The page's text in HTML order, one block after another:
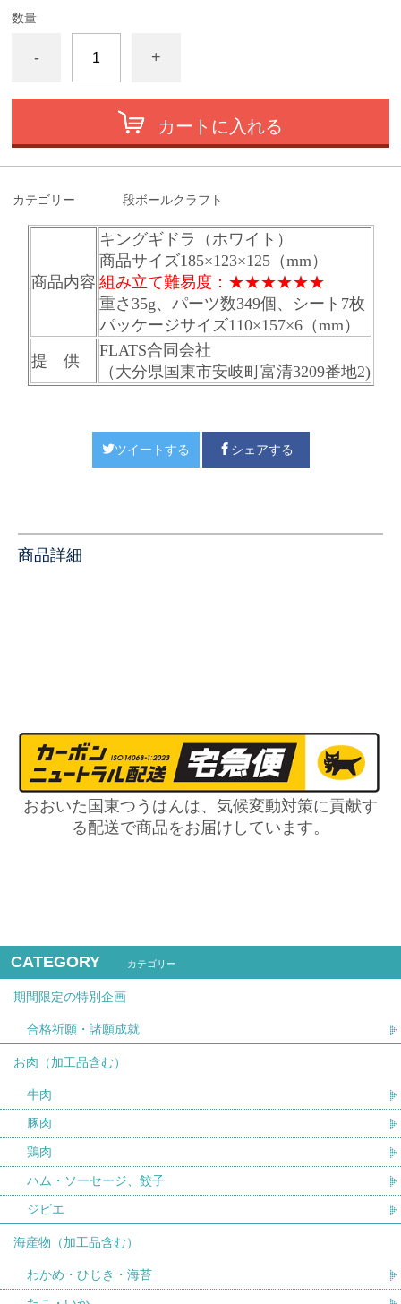
数量
- +
カートに入れる
カテゴリー 段ボールクラフト
商品内容
キングギドラ（ホワイト）
商品サイズ185×123×125（mm）
組み立て難易度：★★★★★★
重さ35g、パーツ数349個、シート7枚
パッケージサイズ110×157×6（mm）
提 供
FLATS合同会社
（大分県国東市安岐町富清3209番地2)
ツイートする シェアする
商品詳細
おおいた国東つうはんは、気候変動対策に貢献す
る配送で商品をお届けしています。
CATEGORY カテゴリー
期間限定の特別企画
合格祈願・諸願成就
お肉（加工品含む）
牛肉
豚肉
鶏肉
ハム・ソーセージ、餃子
ジビエ
海産物（加工品含む）
わかめ・ひじき・海苔